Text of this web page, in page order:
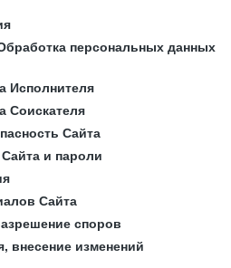
персональных данных
Исполнителя
Соискателя
Сайта
и пароли
Сайта
споров
внесение изменений